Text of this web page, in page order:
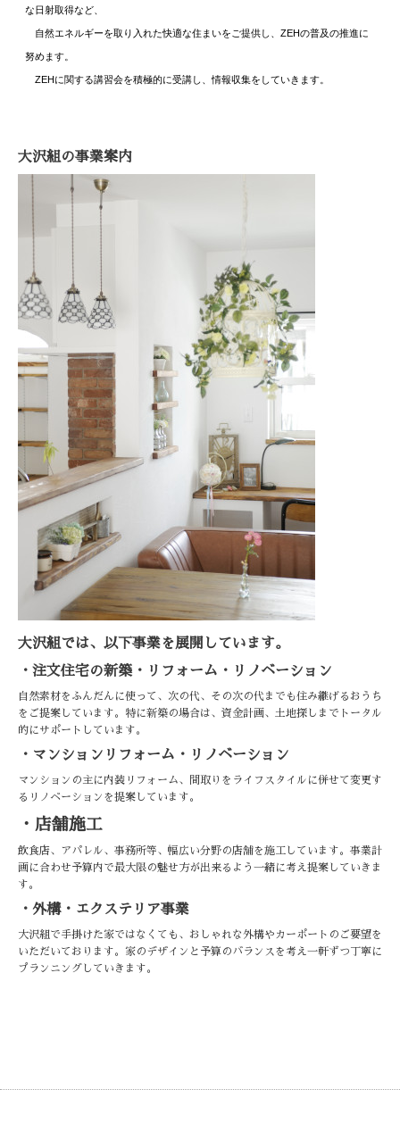
な日射取得など、
自然エネルギーを取り入れた快適な住まいをご提供し、ZEHの普及の推進に
努めます。
ZEHに関する講習会を積極的に受講し、情報収集をしていきます。
大沢組の事業案内
大沢組では、以下事業を展開しています。
・注文住宅の新築・リフォーム・リノベーション
自然素材をふんだんに使って、次の代、その次の代までも住み継げるおうち
をご提案しています。特に新築の場合は、資金計画、土地探しまでトータル
的にサポートしています。
・マンションリフォーム・リノベーション
マンションの主に内装リフォーム、間取りをライフスタイルに併せて変更す
るリノベーションを提案しています。
・店舗施工
飲食店、アパレル、事務所等、幅広い分野の店舗を施工しています。事業計
画に合わせ予算内で最大限の魅せ方が出来るよう一緒に考え提案していきま
す。
・外構・エクステリア事業
大沢組で手掛けた家ではなくても、おしゃれな外構やカーポートのご要望を
いただいております。家のデザインと予算のバランスを考え一軒ずつ丁寧に
プランニングしていきます。